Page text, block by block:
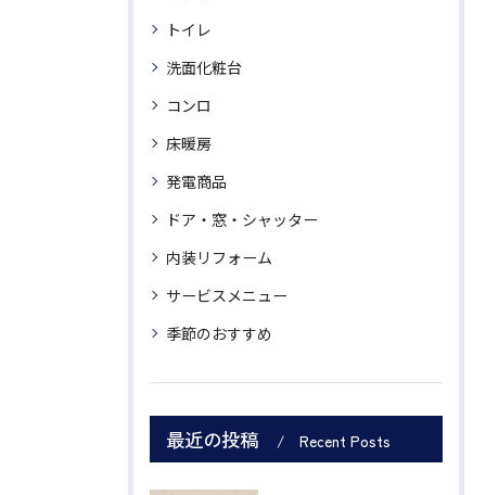
トイレ
洗面化粧台
コンロ
床暖房
発電商品
ドア・窓・シャッター
内装リフォーム
サービスメニュー
季節のおすすめ
最近の投稿 Recent Posts